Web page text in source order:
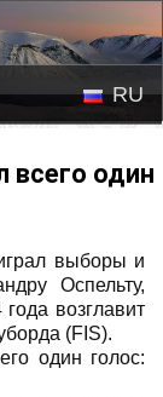
RU
всего один
выборы и
Оспельту,
возглавит
(FIS).
один голос: